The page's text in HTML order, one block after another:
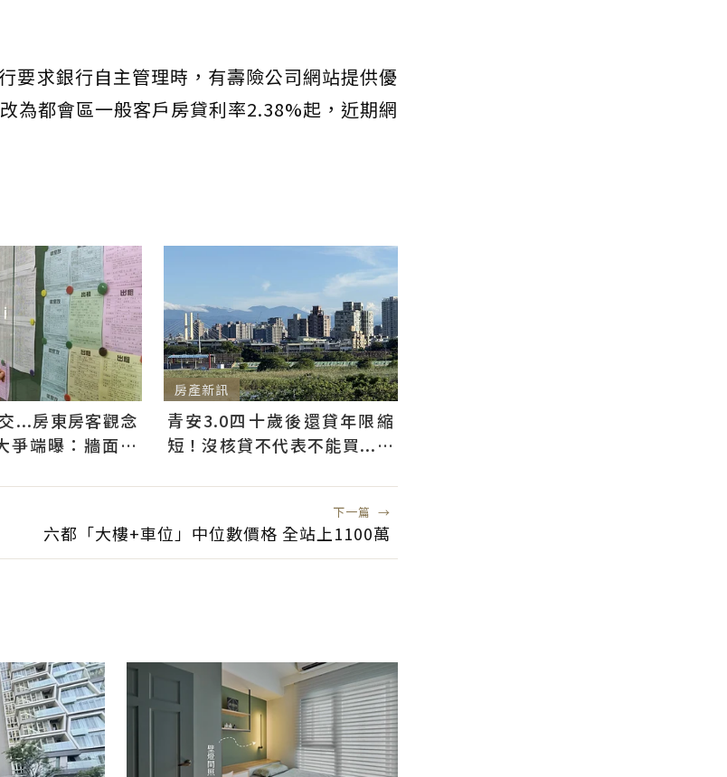
要求銀行自主管理時，有壽險公司網站提供優
為都會區一般客戶房貸利率2.38%起，近期網
...房東房客觀念
爭端曝：牆面油
房產新訊
青安3.0四十歲後還貸年限縮
短！沒核貸不代表不能買...條
下一篇 →
六都「大樓+車位」中位數價格 全站上1100萬